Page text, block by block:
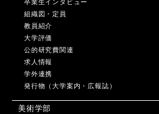
卒業生インタビュー
組織図・定員
教員紹介
大学評価
公的研究費関連
求人情報
学外連携
発行物（大学案内・広報誌）
美術学部